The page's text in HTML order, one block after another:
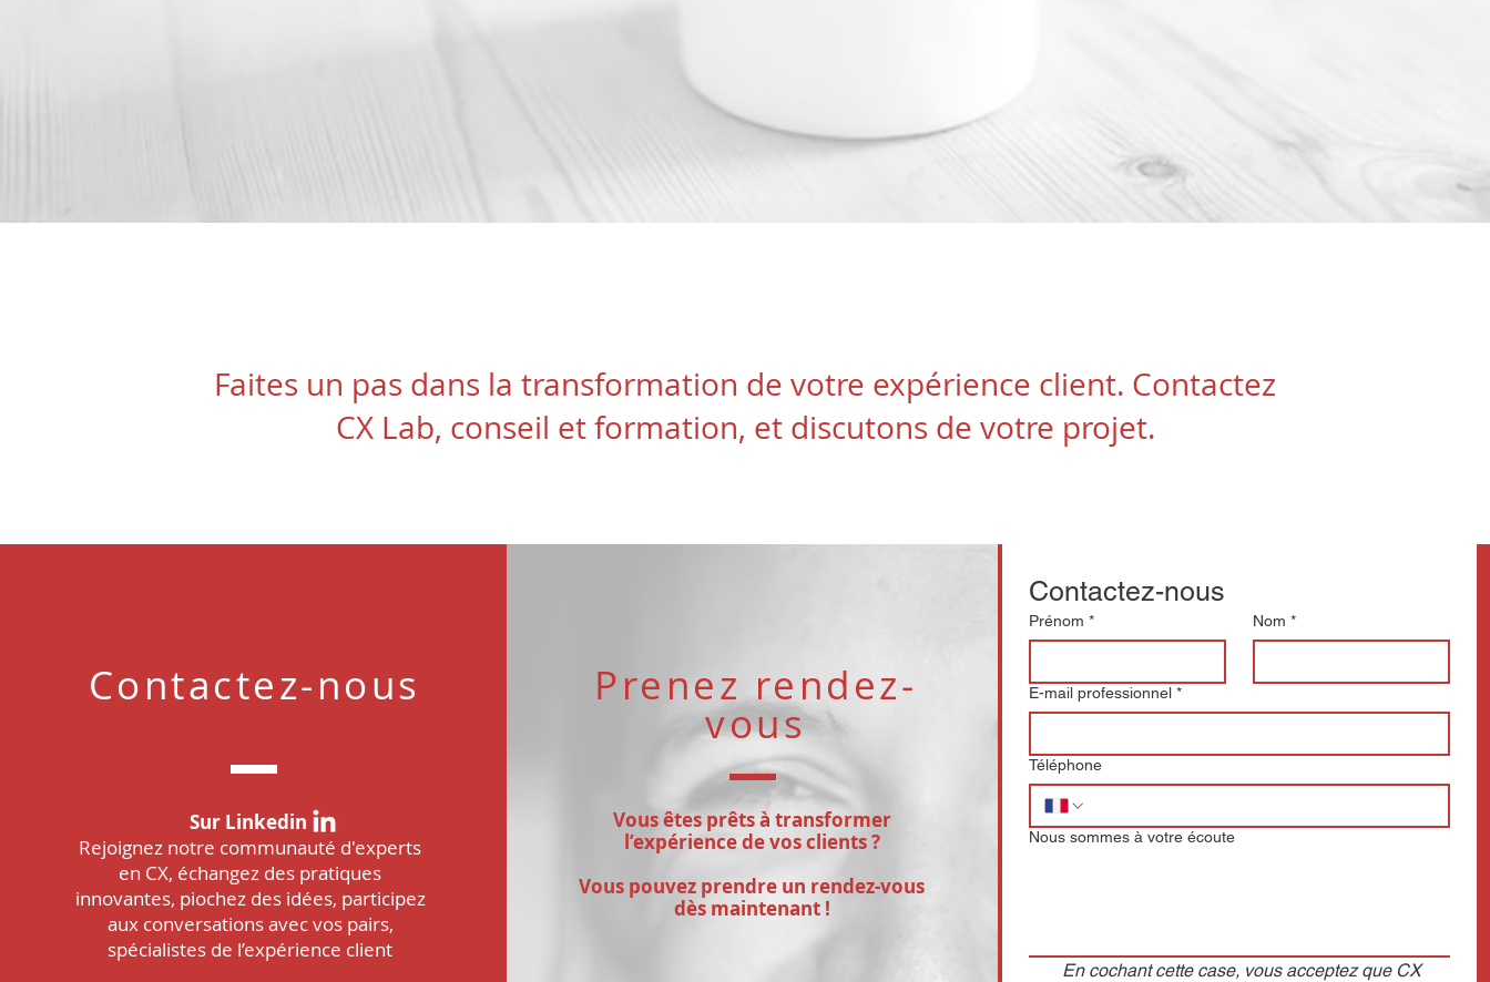
Faites un pas dans la transformation de votre expérience client. Contactez
CX Lab, conseil et formation, et discutons de votre projet.
Contactez-nous
Sur Linkedin
Rejoignez notre communauté d'experts
en CX, échangez des pratiques
innovantes, piochez des idées, participez
aux conversations avec vos pairs,
spécialistes de l’expérience client
Prenez rendez-
vous
Vous êtes prêts à transformer
l’expérience de vos clients ?
Vous pouvez prendre un rendez-vous
dès maintenant !
Contactez-nous
Prénom * Nom *
E-mail professionnel *
Téléphone
Nous sommes à votre écoute
En cochant cette case, vous acceptez que CX